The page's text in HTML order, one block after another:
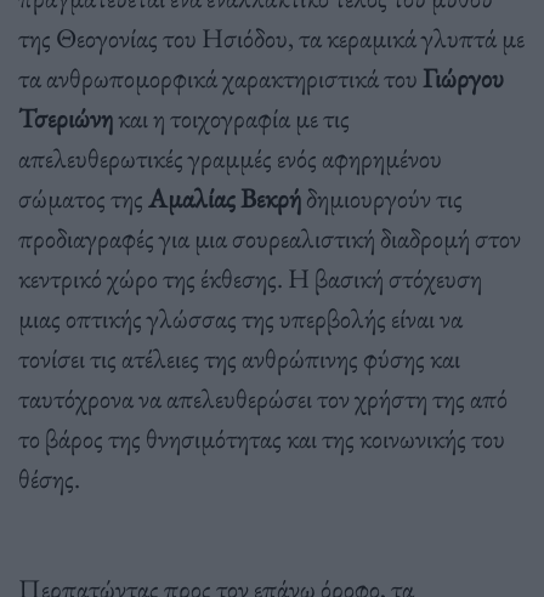
της Θεογονίας του Ησιόδου, τα κεραμικά γλυπτά με
τα ανθρωπομορφικά χαρακτηριστικά τουΓιώργου
Τσεριώνηκαι η τοιχογραφία με τις
απελευθερωτικές γραμμές ενός αφηρημένου
σώματος τηςΑμαλίας Βεκρήδημιουργούν τις
προδιαγραφές για μια σουρεαλιστική διαδρομή στον
κεντρικό χώρο της έκθεσης. Η βασική στόχευση
μιας οπτικής γλώσσας της υπερβολής είναι να
τονίσει τις ατέλειες της ανθρώπινης φύσης και
ταυτόχρονα να απελευθερώσει τον χρήστη της από
το βάρος της θνησιμότητας και της κοινωνικής του
θέσης.
Περπατώντας προς τον επάνω όροφο, τα